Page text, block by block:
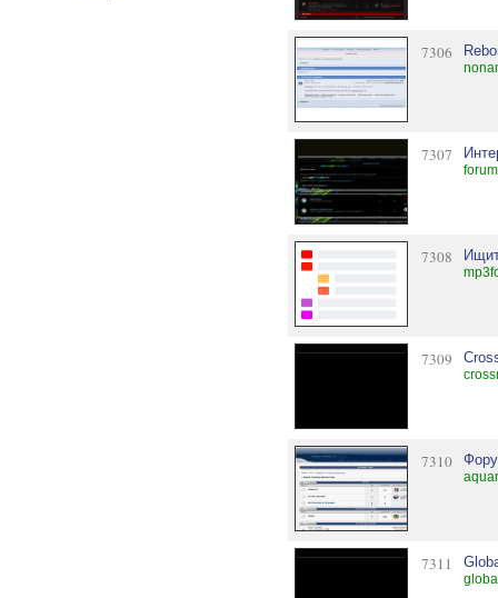
7306
7307
7308
7309
7310
7311